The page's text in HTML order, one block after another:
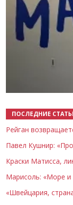
ПОСЛЕДНИЕ
Рейган
Павел Кушнир:
Краски Матисса,
Марисоль: «Море и
«Швейцария,